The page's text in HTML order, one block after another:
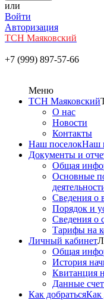
или
Войти
Авторизация
ТСН Маяковский
+7 (999) 897-57-66
Меню
ТСН Маяковский
О нас
Новости
Контакты
Наш поселокНаш
Документы и
Общая
Основные
Сведения о
Порядок и
Сведения о
Тарифы на
Личный кабинет
Общая
История
Квитанция
Данные
Как добратьсяКак